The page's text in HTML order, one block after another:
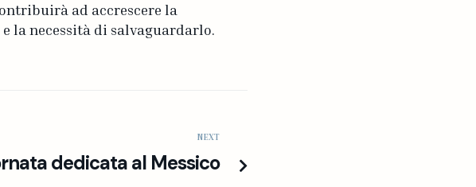
ad accrescere la
la necessità di salvaguardarlo.
NEXT
dedicata al Messico